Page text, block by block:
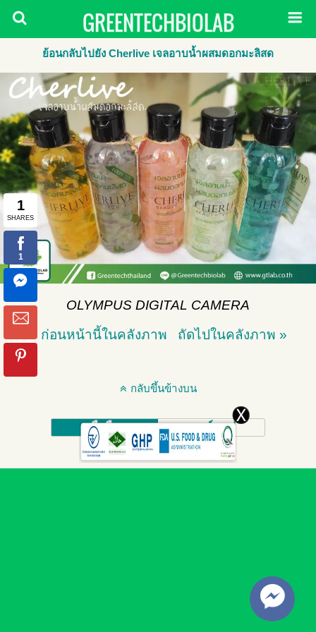
GREENTECHBIOLAB
ย้อนกลับไปยัง Cherlive เจลอาบน้ำผสมดอกมะลิสด
OLYMPUS DIGITAL CAMERA
« ก่อนหน้านี้ในคลังภาพ
ถัดไปในคลังภาพ »
กลับขึ้นข้างบน
มือถือ เดสก์ทอป